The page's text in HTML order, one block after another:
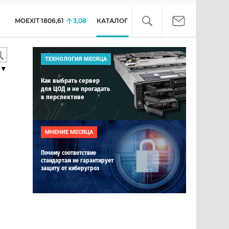
MOEXIT 1806,61 3,08 КАТАЛОГ
ТЕХНОЛОГИЯ МЕСЯЦА
Как выбрать сервер
для ЦОД и не прогадать
в перспективе
МНЕНИЕ МЕСЯЦА
Почему соответствие
стандартам не гарантирует
защиту от киберугроз